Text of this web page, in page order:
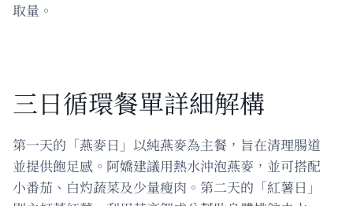
取量。
三日循環餐單詳細解構
第一天的「燕麥日」以純燕麥為主餐，旨在清理腸道
並提供飽足感。阿嬌建議用熱水沖泡燕麥，並可搭配
小番茄、白灼蔬菜及少量瘦肉。第二天的「紅薯日」